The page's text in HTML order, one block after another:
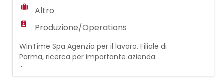
Altro
Produzione/Operations
WinTime Spa Agenzia per il lavoro, Filiale di
Parma, ricerca per importante azienda
cliente un/una ADDETTO/A ALLE PULIZIE FULL-
TIME. La risorsa si occuperà di
...